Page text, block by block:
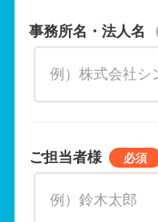
事務所名・法人名
ご担当者様